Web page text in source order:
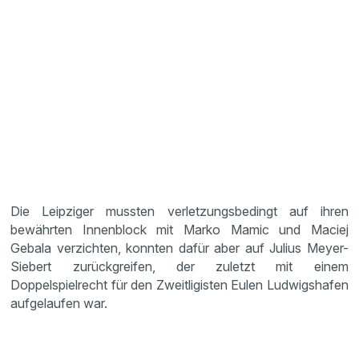
Die Leipziger mussten verletzungsbedingt auf ihren
bewährten Innenblock mit Marko Mamic und Maciej
Gebala verzichten, konnten dafür aber auf Julius Meyer-
Siebert zurückgreifen, der zuletzt mit einem
Doppelspielrecht für den Zweitligisten Eulen Ludwigshafen
aufgelaufen war.